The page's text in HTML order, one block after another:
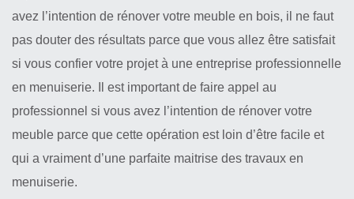
avez l’intention de rénover votre meuble en bois, il ne faut
pas douter des résultats parce que vous allez être satisfait
si vous confier votre projet à une entreprise professionnelle
en menuiserie. Il est important de faire appel au
professionnel si vous avez l’intention de rénover votre
meuble parce que cette opération est loin d’être facile et
qui a vraiment d’une parfaite maitrise des travaux en
menuiserie.